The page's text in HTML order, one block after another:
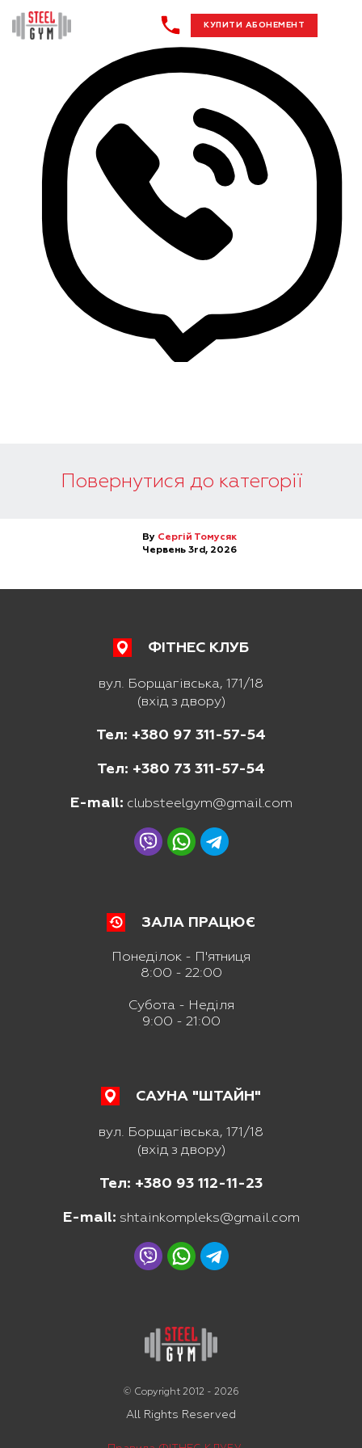
КУПИТИ АБОНЕМЕНТ
Повернутися до категорії
By Сергій Томусяк
Червень 3rd, 2026
© Copyright 2012 - 2026
All Rights Reserved
ФІТНЕС КЛУБ
вул. Борщагівська, 171/18
(вхід з двору)
Тел: +380 97 311-57-54
Тел: +380 73 311-57-54
E-mail: clubsteelgym@gmail.com
ЗАЛА ПРАЦЮЄ
Понеділок - П'ятниця
8:00 - 22:00
Субота - Неділя
9:00 - 21:00
САУНА "ШТАЙН"
вул. Борщагівська, 171/18
(вхід з двору)
Тел: +380 93 112-11-23
E-mail: shtainkompleks@gmail.com